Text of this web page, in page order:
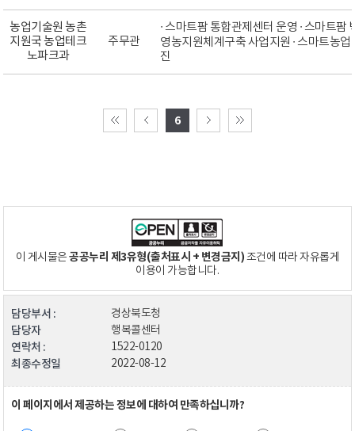
농업기술원 농촌
지원국 농업테크
노파크과
주무관
∙ 스마트팜 통합관제센터 운영 ∙ 스마트팜
영농지원체계구축 사업지원 ∙ 스마트농
진
6
이 게시물은공공누리 제3유형(출처표시 + 변경금지)조건에 따라 자유롭게
이용이 가능합니다.
담당부서 : 경상북도청
담당자 행복콜센터
연락처 : 1522-0120
최종수정일 2022-08-12
이 페이지에서 제공하는 정보에 대하여 만족하십니까?